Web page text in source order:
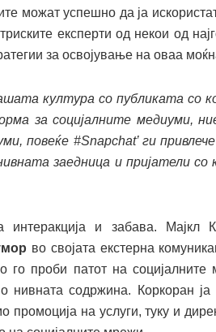
можат успешно да ја
експерти од некои од
за освојување на оваа
култура со публиката со
за социјалните медиуми,
повеќе #Snapchat’ги привлече
заедница и пријатели со
и забава. Мајкл
во својата екстерна
го проби патот на
нивната содржина. Коркоран ја
промоција на услуги, туку и